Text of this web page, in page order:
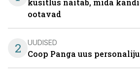
küsitlus näitab, mida
ootavad
2 UUDISED
Coop Panga uus